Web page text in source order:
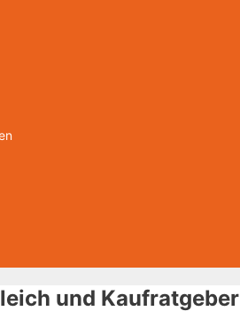
und Kaufratgeber